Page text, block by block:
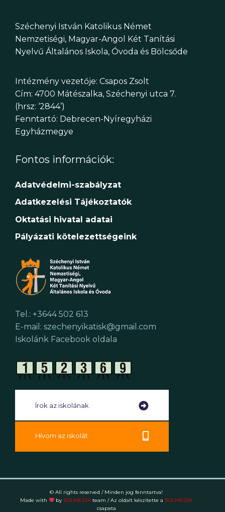
Széchenyi István Katolikus Német
Nemzetiségi, Magyar-Angol Két Tanítási
Nyelvű Általános Iskola, Óvoda és Bölcsőde
Intézmény vezetője: Csapos Zsolt
Cím: 4700 Mátészalka, Széchenyi utca 7.
(hrsz: ‘2844’)
Fenntartó: Debrecen-Nyíregyházi
Egyházmegye
Fontos információk:
Adatvédelmi-szabályzat
Adatkezelési Tájékoztatók
Oktatási hivatal adatai
Pályázati kötelezettségeink
Tel.: +3644 502 613
E-mail: szechenyikatisk@gmail.com
Iskolánk Facebook oldala
Írok az iskolának
Hívom az iskolát
© All rights reserved / Minden jog fenntartva!
Made with
by SOLMEDIA team / Az oldalt készítette a SOLMEDIA
csapata